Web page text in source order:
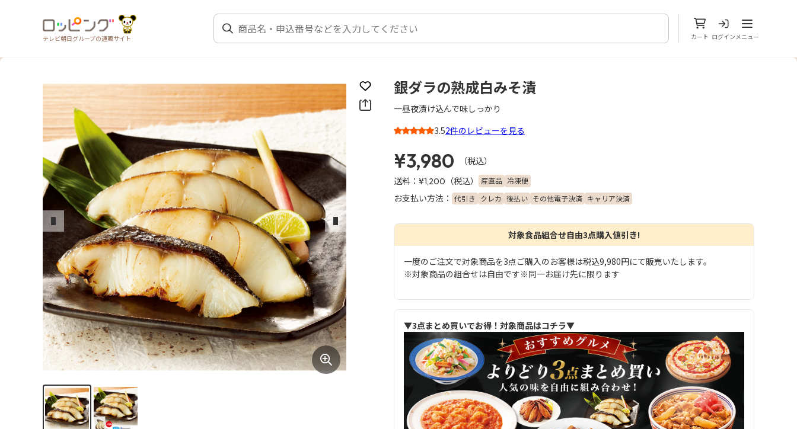
テレビ朝日グループの通販サイト カート ログイン
メニューを開
メニュー
前のスライド 次のスライド
お気に入りに登録
銀ダラの熟成白みそ漬
一昼夜漬け込んで味しっかり
3.52件のレビューを見る
¥3,980
（税込）
送料： ¥1,200 （税込） 産直品 冷凍便
お支払い方法： 代引き クレカ 後払い その他電子決済 キャリア決済
対象食品組合せ自由3点購入値引き!
一度のご注文で対象商品を3点ご購入のお客様は税込9,980円にて販売いたします。
※対象商品の組合せは自由です※同一お届け先に限ります
▼3点まとめ買いでお得！対象商品はコチラ▼